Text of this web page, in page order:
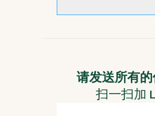
请发送所有
扫一扫加